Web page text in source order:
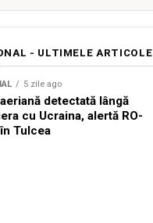
- ULTIMELE ARTICOLE
5 zile ago
detectată lângă
cu Ucraina, alertă RO-
Tulcea